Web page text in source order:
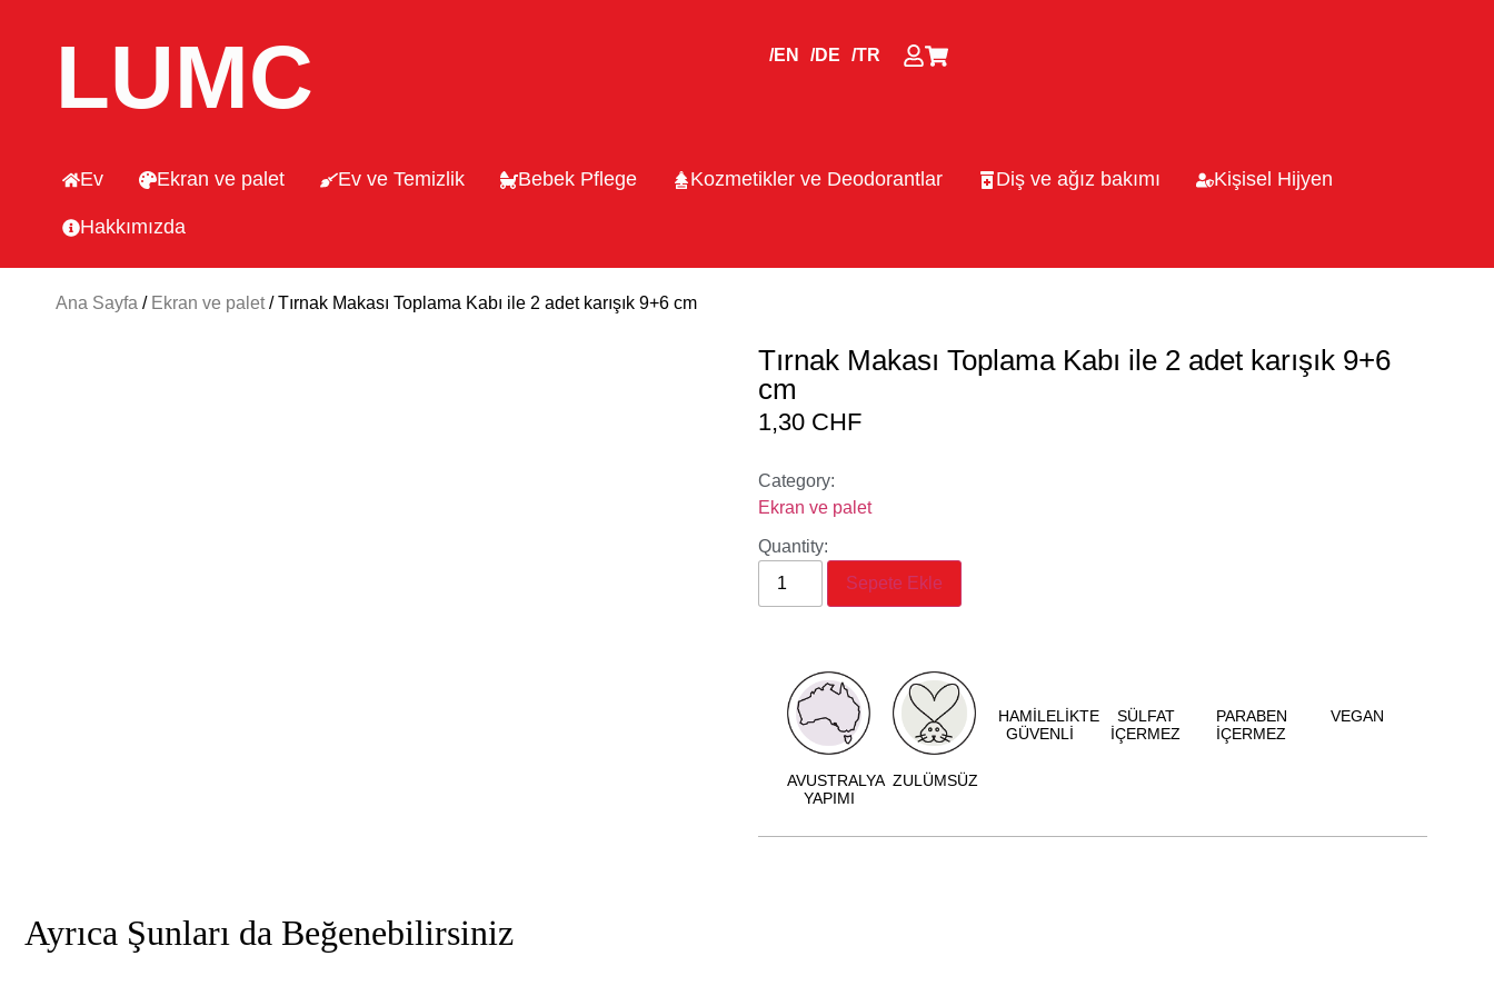
LUMC /EN /DE /TR
Ev Ekran ve palet Ev ve Temizlik Bebek Pflege Kozmetikler ve Deodorantlar Diş ve ağız bakımı Kişisel Hijyen
Hakkımızda
Ana Sayfa / Ekran ve palet/ Tırnak Makası Toplama Kabı ile 2 adet karışık 9+6 cm
Tırnak Makası Toplama Kabı ile 2 adet karışık 9+6
cm
1,30 CHF
Category:
Ekran ve palet
Quantity:
Sepete Ekle
AVUSTRALYA
YAPIMI
ZULÜMSÜZ
HAMİLELİKTE
GÜVENLİ
SÜLFAT
İÇERMEZ
PARABEN
İÇERMEZ
VEGAN
Ayrıca Şunları da Beğenebilirsiniz